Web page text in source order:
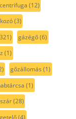
(12)
(3)
gázégő(6)
(1)
gőzállomás (1)
(1)
(28)
(4)